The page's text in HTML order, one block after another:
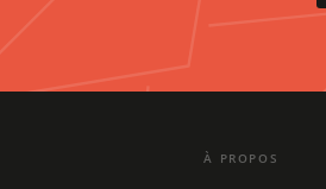
À PROPOS